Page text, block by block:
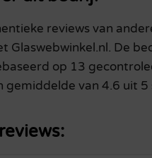
reviews van
Glaswebwinkel.nl. De
op 13
gemiddelde van 4.6 uit 5